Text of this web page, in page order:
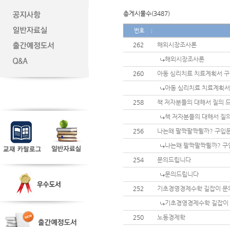
총게시물수(3487)
번호
262
해외시장조사론
해외시장조사론
260
아동 심리치료 치료계획서
아동 심리치료 치료계획
258
책 저자분들의 대해서 질의
책 저자분들의 대해서 질
256
나는왜 팔짝팔짝뛸까? 구입
나는왜 팔짝팔짝뛸까? 구
254
문의드립니다
문의드립니다
252
기초경영경제수학 길잡이 문
기초경영경제수학 길잡이
250
노동경제학